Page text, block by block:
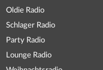
Oldie Radio
Schlager Radio
Party Radio
Lounge Radio